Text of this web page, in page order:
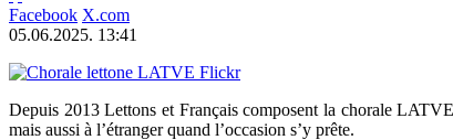
Facebook X.com
05.06.2025. 13:41
Flickr
Depuis 2013 Lettons et Français composent la chorale
mais aussi à l’étranger quand l’occasion s’y prête.